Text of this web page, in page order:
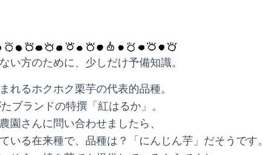
い方のために、少しだけ予備知識。
れるホクホク栗芋の代表的品種。
ブランドの特撰「紅はるか」。
園さんに問い合わせましたら、
いる在来種で、品種は？「にんじん芋」だそうです。